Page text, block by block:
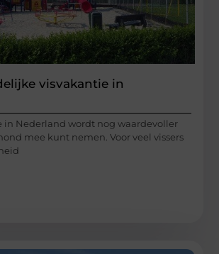
visvakantie in
in Nederland wordt nog waardevoller
mee kunt nemen. Voor veel vissers